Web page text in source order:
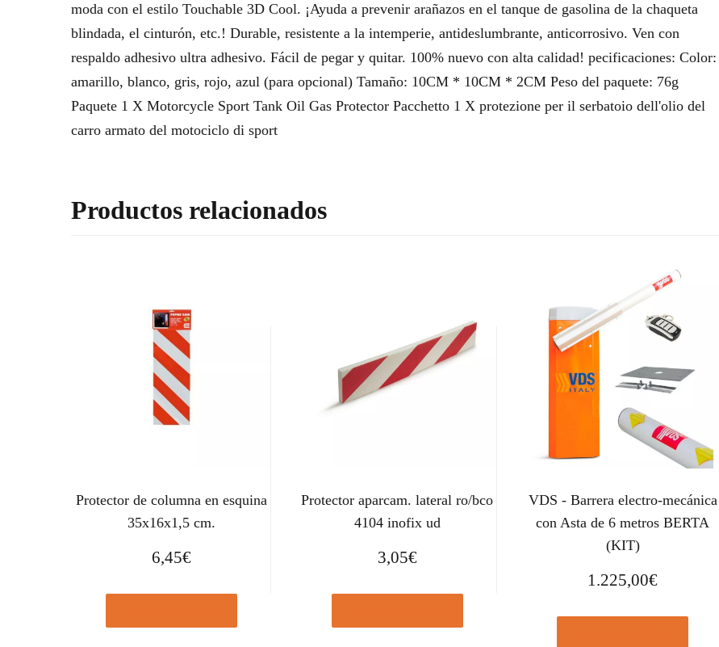
moda con el estilo Touchable 3D Cool. ¡Ayuda a prevenir arañazos en el tanque de gasolina de la chaqueta
blindada, el cinturón, etc.! Durable, resistente a la intemperie, antideslumbrante, anticorrosivo. Ven con
respaldo adhesivo ultra adhesivo. Fácil de pegar y quitar. 100% nuevo con alta calidad! pecificaciones: Color:
amarillo, blanco, gris, rojo, azul (para opcional) Tamaño: 10CM * 10CM * 2CM Peso del paquete: 76g
Paquete 1 X Motorcycle Sport Tank Oil Gas Protector Pacchetto 1 X protezione per il serbatoio dell'olio del
carro armato del motociclo di sport
Productos relacionados
Protector de columna en esquina
35x16x1,5 cm.
6,45€
Protector aparcam. lateral ro/bco
4104 inofix ud
3,05€
VDS - Barrera electro-mecánica
con Asta de 6 metros BERTA
(KIT)
1.225,00€